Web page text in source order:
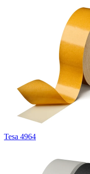
Tesa 4964